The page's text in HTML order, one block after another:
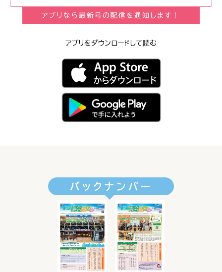
アプリなら最新号の配信を通知します！
アプリをダウンロードして読む
バックナンバー